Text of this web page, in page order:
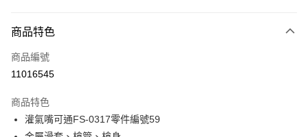
信用卡一次付款
信用卡分期付款
合作金庫商業銀行
華南商業銀行
超商取貨付款
商品特色
商品編號
11016545
商品特色
灌氣嘴可通FS-0317零件編號59